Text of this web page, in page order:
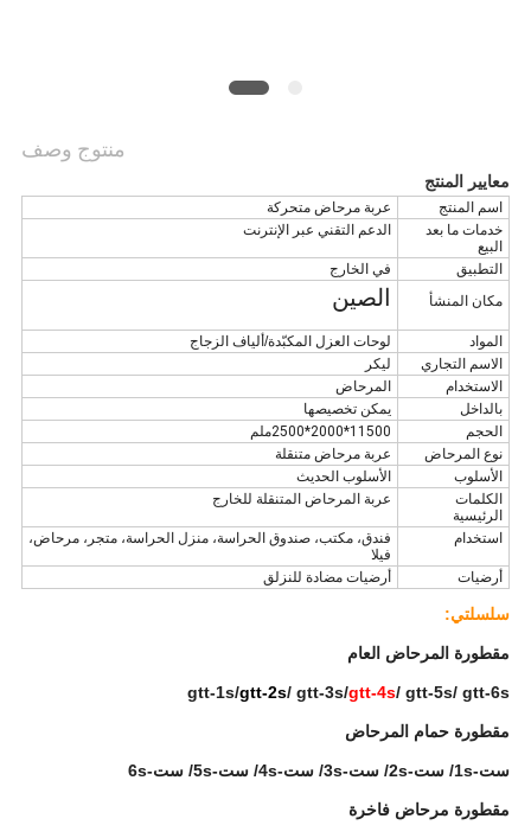
منتوج وصف
معايير المنتج
اسم المنتج
عربة مرحاض متحركة
خدمات ما بعد
البيع
الدعم التقني عبر الإنترنت
التطبيق
في الخارج
مكان المنشأ
الصين
المواد
لوحات العزل المكبّدة/ألياف الزجاج
الاسم التجاري
ليكر
الاستخدام
المرحاض
بالداخل
يمكن تخصيصها
الحجم
11500*2000*2500ملم
نوع المرحاض
عربة مرحاض متنقلة
الأسلوب
الأسلوب الحديث
الكلمات
الرئيسية
عربة المرحاض المتنقلة للخارج
استخدام
فندق، مكتب، صندوق الحراسة، منزل الحراسة، متجر، مرحاض،
فيلا
أرضيات
أرضيات مضادة للنزلق
سلسلتي:
مقطورة المرحاض العام
gtt-1s/gtt-2s/ gtt-3s/gtt-4s/ gtt-5s/ gtt-6s
مقطورة حمام المرحاض
ست-1s/ ست-2s/ ست-3s/ ست-4s/ ست-5s/ ست-6s
مقطورة مرحاض فاخرة